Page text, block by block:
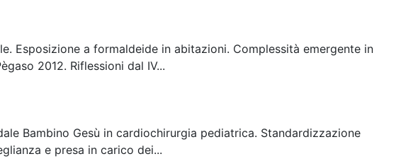
Esposizione a formaldeide in abitazioni. Complessità emergente in
2012. Riflessioni dal IV...
Bambino Gesù in cardiochirurgia pediatrica. Standardizzazione
e presa in carico dei...